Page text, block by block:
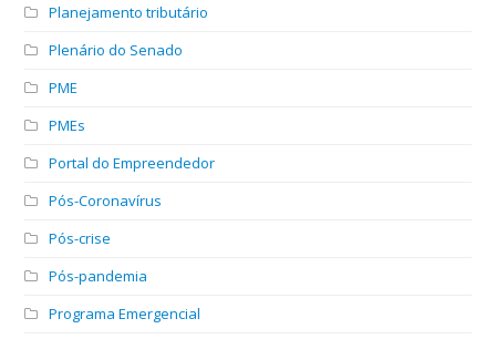
Planejamento tributário
Plenário do Senado
PME
PMEs
Portal do Empreendedor
Pós-Coronavírus
Pós-crise
Pós-pandemia
Programa Emergencial